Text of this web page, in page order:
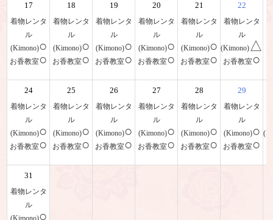
17
着物レンタ
ル
(Kimono)○
お香教室○
18
着物レンタ
ル
(Kimono)○
お香教室○
19
着物レンタ
ル
(Kimono)○
お香教室○
20
着物レンタ
ル
(Kimono)○
お香教室○
21
着物レンタ
ル
(Kimono)○
お香教室○
22
着物レンタ
ル
(Kimono) △
お香教室○
24
着物レンタ
ル
(Kimono)○
お香教室○
25
着物レンタ
ル
(Kimono)○
お香教室○
26
着物レンタ
ル
(Kimono)○
お香教室○
27
着物レンタ
ル
(Kimono)○
お香教室○
28
着物レンタ
ル
(Kimono)○
お香教室○
29
着物レンタ
ル
(Kimono)○
お香教室○
31
着物レンタ
ル
(Kimono)○